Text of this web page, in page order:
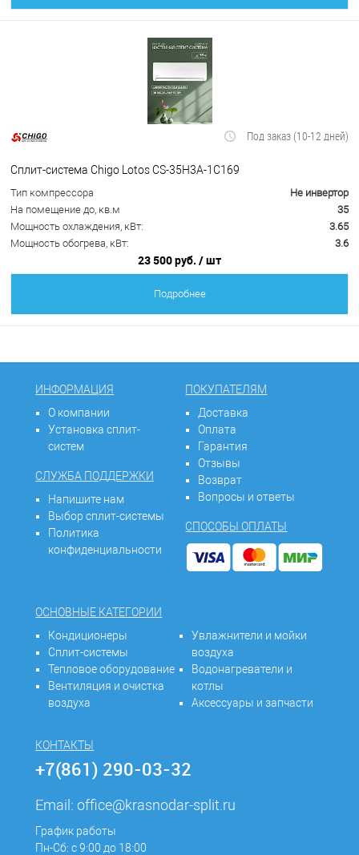
Под заказ (10-12 дней)
Сплит-система Chigo Lotos CS-35H3A-1C169
Тип компрессора
Не инвертор
На помещение до, кв.м
35
Мощность охлаждения, кВт:
3.65
Мощность обогрева, кВт:
3.6
23 500 руб. / шт
Подробнее
ИНФОРМАЦИЯ
О компании
Установка сплит-
систем
СЛУЖБА ПОДДЕРЖКИ
Напишите нам
Выбор сплит-системы
Политика
конфиденциальности
ПОКУПАТЕЛЯМ
Доставка
Оплата
Гарантия
Отзывы
Возврат
Вопросы и ответы
СПОСОБЫ ОПЛАТЫ
ОСНОВНЫЕ КАТЕГОРИИ
Кондиционеры
Сплит-системы
Тепловое оборудование
Вентиляция и очистка
воздуха
Увлажнители и мойки
воздуха
Водонагреватели и
котлы
Аксессуары и запчасти
КОНТАКТЫ
+7(861) 290-03-32
Email:office@krasnodar-split.ru
График работы
Пн-Сб: с 9:00 до 18:00